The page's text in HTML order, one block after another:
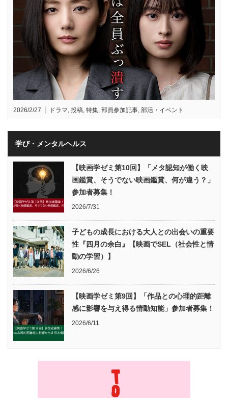
2026/2/27 ドラマ, 投稿, 特集, 部員参加記事, 部活・イベント
学び・メンタルヘルス
【映画学ゼミ第10回】「メタ認知が働く映
画鑑賞、そうでない映画鑑賞、何が違う？」
参加者募集！
2026/7/31
子どもの成長における大人との出会いの重要
性『四月の余白』【映画でSEL（社会性と情
動の学習）】
2026/6/26
【映画学ゼミ第9回】「作品との心理的距離
感に影響を与え得る情動知能」参加者募集！
2026/6/11